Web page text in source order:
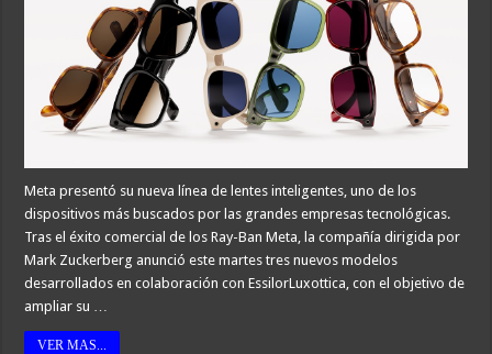
Meta presentó su nueva línea de lentes inteligentes, uno de los
dispositivos más buscados por las grandes empresas tecnológicas.
Tras el éxito comercial de los Ray-Ban Meta, la compañía dirigida por
Mark Zuckerberg anunció este martes tres nuevos modelos
desarrollados en colaboración con EssilorLuxottica, con el objetivo de
ampliar su …
VER MAS...